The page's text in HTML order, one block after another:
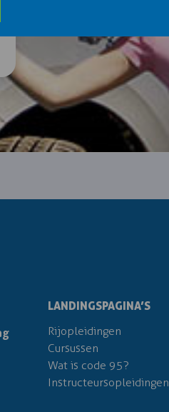
LANDINGSPAGINA’S
Rijopleidingen
Cursussen
Wat is code 95?
Instructeursopleidingen